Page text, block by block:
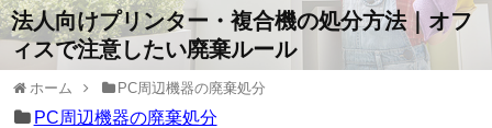
法人向けプリンター・複合機の処分方法｜オフ
ィスで注意したい廃棄ルール
ホーム PC周辺機器の廃棄処分
PC周辺機器の廃棄処分